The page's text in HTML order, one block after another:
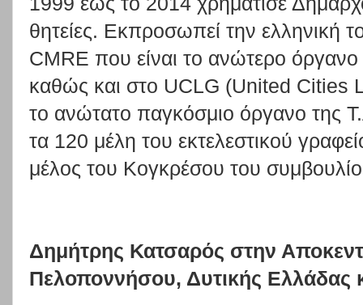
θητείες. Εκπροσωπεί την ελληνική
CMRE που είναι το ανώτερο
καθώς και στο UCLG (United Cities
το ανώτατο παγκόσμιο όργανο της
τα 120 μέλη του εκτελεστικού
μέλος του Κογκρέσου του
Δημήτρης Κατσαρός στην
Πελοποννήσου, Δυτικής Ελλάδας